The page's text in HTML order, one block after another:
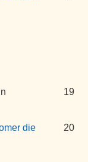
19
die
20